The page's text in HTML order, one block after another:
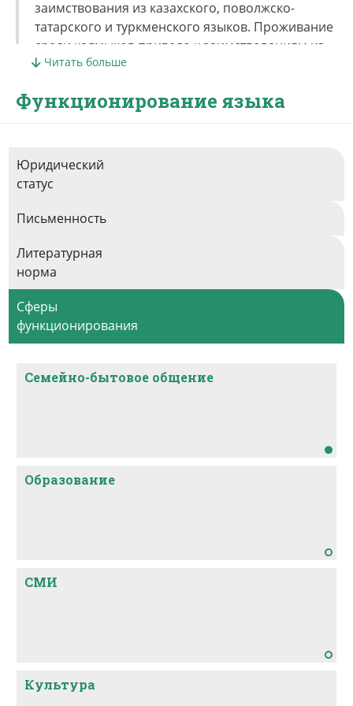
заимствования из казахского, поволжско-
татарского и туркменского языков. Проживание
среди калмыков привело к заимствованиям из
калмыцкого языка, причем в области не только
много заимствований из русского языка.
Читать больше
Функционирование языка
Юридический
статус
Письменность
Литературная
норма
Сферы
функционирования
Семейно-бытовое общение
Образование
СМИ
Культура